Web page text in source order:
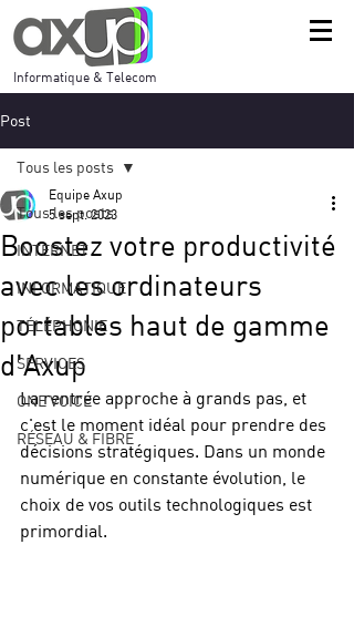
Informatique & Telecom
Post
Tous les posts
INTERNET
INFORMATIQUE
TÉLÉPHONIE
SERVICES
ONE VOICE
RÉSEAU & FIBRE
Tous les posts
Boostez votre productivité
avec les ordinateurs
portables haut de gamme
d'Axup
Equipe Axup
5 sept. 2023
La rentrée approche à grands pas, et
c'est le moment idéal pour prendre des
décisions stratégiques. Dans un monde
numérique en constante évolution, le
choix de vos outils technologiques est
primordial.